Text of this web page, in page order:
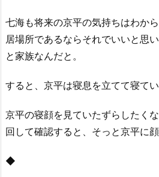
七海も将来の京平の気持ちはわか
居場所であるならそれでいいと思
と家族なんだと。
すると、京平は寝息を立てて寝てい
京平の寝顔を見ていたずらしたく
回して確認すると、そっと京平に
◆